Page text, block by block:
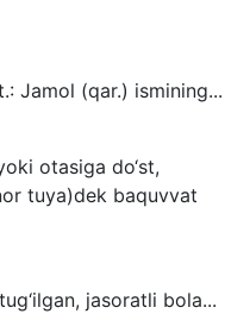
Jamol (qar.) ismining...
otasiga do‘st,
tuya)dek baquvvat
jasoratli bola...